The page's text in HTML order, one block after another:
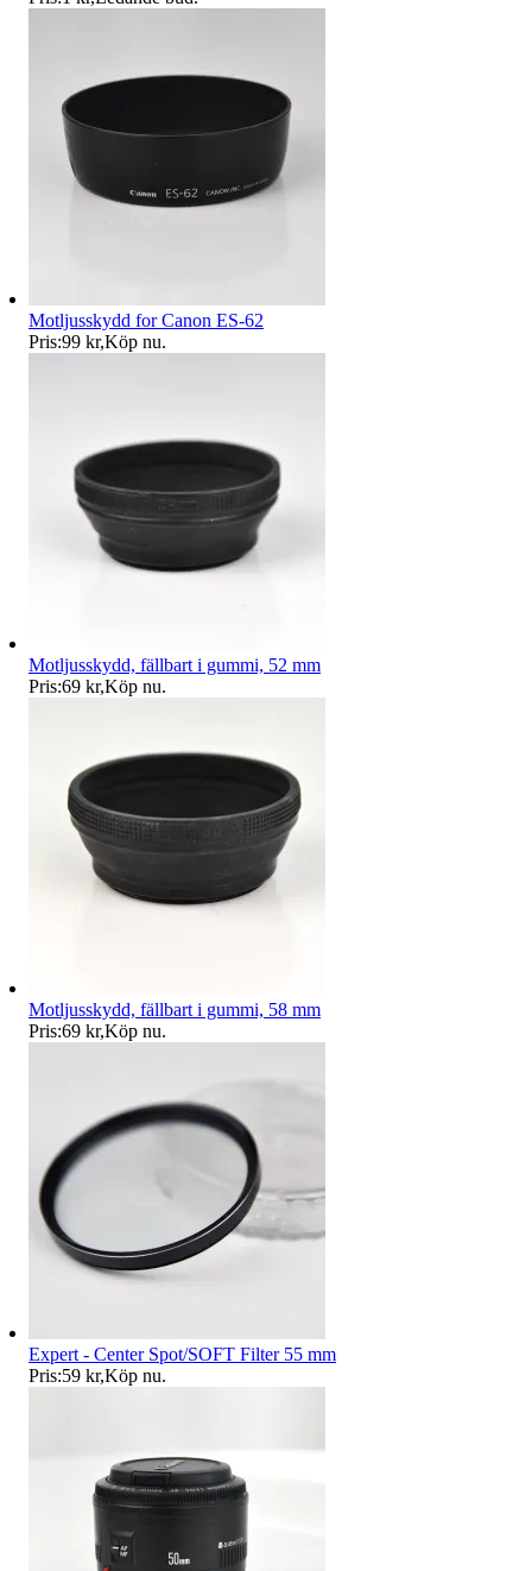
Motljusskydd for Canon ES-62
Pris:99 kr,Köp nu.
Motljusskydd, fällbart i gummi, 52 mm
Pris:69 kr,Köp nu.
Motljusskydd, fällbart i gummi, 58 mm
Pris:69 kr,Köp nu.
Expert - Center Spot/SOFT Filter 55 mm
Pris:59 kr,Köp nu.